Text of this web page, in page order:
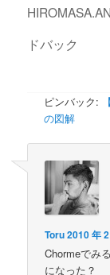
ドバック
ピンバック:
の図解
Toru2010 年
Chormeでみ
になった？